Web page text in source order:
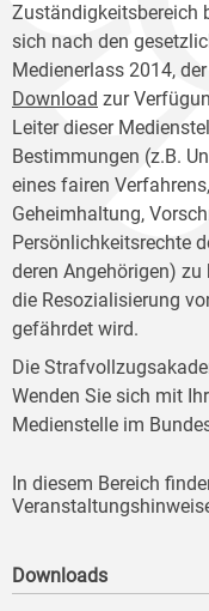
Zuständigkeitsbereich
sich nach den
Medienerlass 2014,
Download zur
Leiter dieser
Bestimmungen (z.B.
eines fairen
Geheimhaltung,
Persönlichkeitsrechte
deren Angehörigen)
die Resozialisierung
gefährdet wird.
Die
Wenden Sie sich mit
Medienstelle im
In diesem Bereich
Downloads